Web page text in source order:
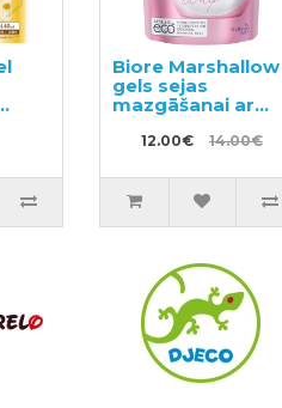
Biore Marshallow
gels sejas
mazgāšanai ar
mitrinošu efektu,
pildviela 130ml
12.00€ 14.00€